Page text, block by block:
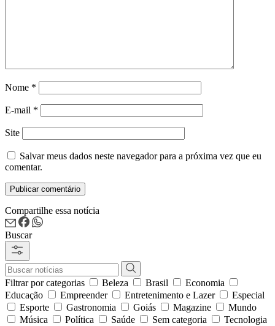
Nome *
E-mail *
Site
Salvar meus dados neste navegador para a próxima vez que eu
comentar.
Compartilhe essa notícia
Buscar
Filtrar por categorias Beleza Brasil
Economia
Educação
Empreender Entretenimento e Lazer
Especial
Esporte
Gastronomia Goiás Magazine
Mundo
Música
Política Saúde Sem categoria
Tecnologia